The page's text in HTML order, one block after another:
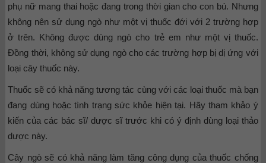
phụ nữ mang thai hoặc đang trong thời gian cho con bú. Nhưng
không nên sử dụng ngò như một vị thuốc đới với 2 trường hợp
ở trên. Không được dùng ngò cho trẻ em như một vị thuốc.
Đồng thời, không sử dụng ngò cho các trường hợp bị dị ứng với
loại cây thuốc này.
Thuốc sẽ có khả năng tương tác cùng với các loại thuốc mà bạn
đang dùng hoặc tình trạng sức khỏe hiện tại. Hãy tham khảo ý
kiến của các bác sĩ/ dược sĩ trước khi có ý định dùng loại thảo
dược này.
Cây ngò sẽ có khả năng làm tăng công dụng của thuốc chống